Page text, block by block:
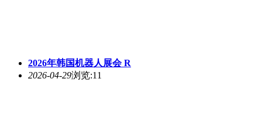
2026年韩国机器人展会 R
2026-04-29浏览:11